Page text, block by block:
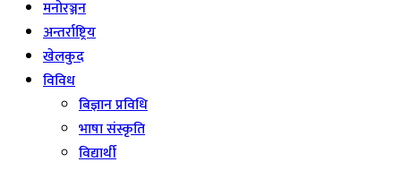
मनोरञ्जन
अन्तर्राष्ट्रिय
खेलकुद
विविध
बिज्ञान प्रविधि
भाषा संस्कृति
विद्यार्थी